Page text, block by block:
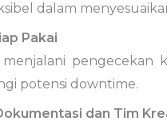
dalam
Pakai
pengecekan
potensi downtime.
dan Tim